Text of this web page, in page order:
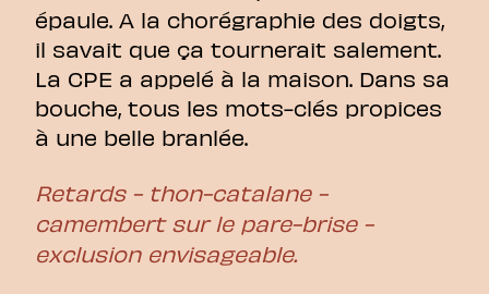
épaule. A la chorégraphie des doigts,
il savait que ça tournerait salement.
La CPE a appelé à la maison. Dans sa
bouche, tous les mots-clés propices
à une belle branlée.
Retards - thon-catalane -
camembert sur le pare-brise -
exclusion envisageable.